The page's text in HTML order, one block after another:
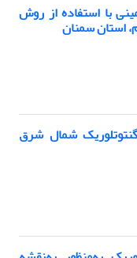
با استفاده از روش
استان سمنان
شمال شرق